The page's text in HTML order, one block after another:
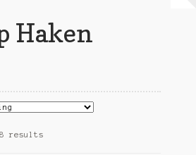
Haken
results